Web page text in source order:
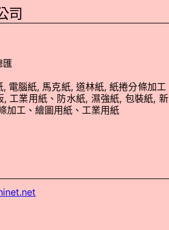
司
匯
, 電腦紙, 馬克紙, 道林紙, 紙捲分條加
, 工業用紙、防水紙, 濕強紙, 包裝紙,
加工、繪圖用紙、工業用紙